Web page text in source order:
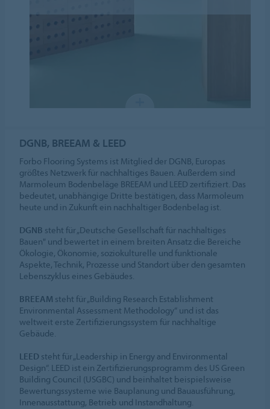
DGNB, BREEAM & LEED
Forbo Flooring Systems ist Mitglied der DGNB, Europas
größtes Netzwerk für nachhaltiges Bauen. Außerdem sind
Marmoleum Bodenbeläge BREEAM und LEED zertifiziert. Das
bedeutet, unabhängige Dritte bestätigen, dass Marmoleum
heute und in Zukunft ein nachhaltiger Bodenbelag ist.
DGNB steht für „Deutsche Gesellschaft für nachhaltiges
Bauen" und bewertet in einem breiten Ansatz die Bereiche
Ökologie, Ökonomie, soziokulturelle und funktionale
Aspekte, Technik, Prozesse und Standort über den gesamten
Lebenszyklus eines Gebäudes.
BREEAM steht für „Building Research Establishment
Environmental Assessment Methodology“ und ist das
weltweit erste Zertifizierungssystem für nachhaltige
Gebäude.
LEED steht für „Leadership in Energy and Environmental
Design“. LEED ist ein Zertifizierungsprogramm des US Green
Building Council (USGBC) und beinhaltet beispielsweise
Bewertungssysteme wie Bauplanung und Bauausführung,
Innenausstattung, Betrieb und Instandhaltung.